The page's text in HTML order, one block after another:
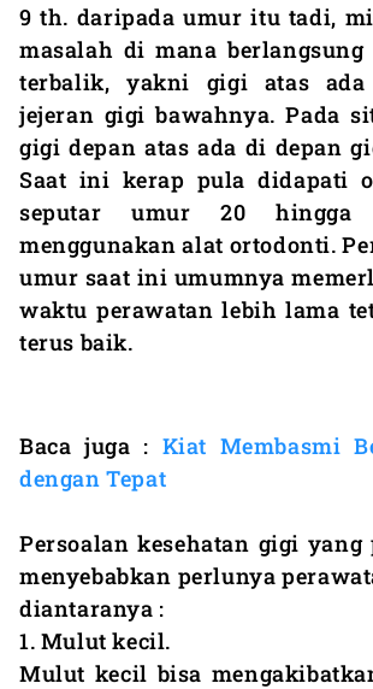
9 th. daripada umur itu tadi,
masalah di mana
terbalik, yakni gigi atas
jejeran gigi bawahnya. Pada
gigi depan atas ada di depan
Saat ini kerap pula didapati
seputar umur 20 hingga
menggunakan alat ortodonti.
umur saat ini umumnya
waktu perawatan lebih lama
terus baik.
Baca juga : Kiat Membasmi
dengan Tepat
Persoalan kesehatan gigi
menyebabkan perlunya
diantaranya :
1. Mulut kecil.
Mulut kecil bisa